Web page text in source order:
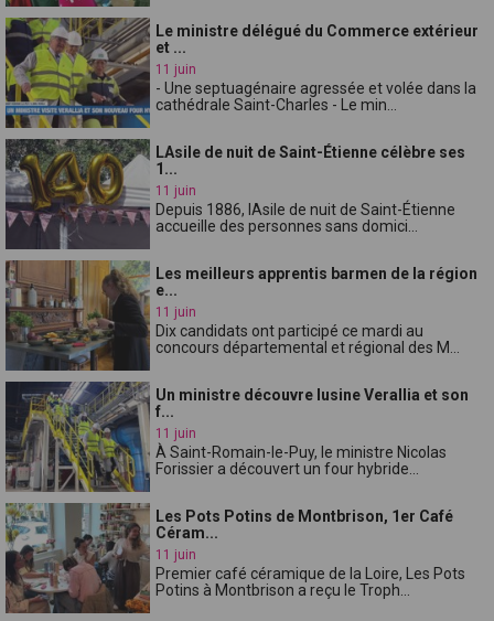
Le ministre délégué du Commerce extérieur
et ...
11 juin
- Une septuagénaire agressée et volée dans la
cathédrale Saint-Charles - Le min...
LAsile de nuit de Saint-Étienne célèbre ses
1...
11 juin
Depuis 1886, lAsile de nuit de Saint-Étienne
accueille des personnes sans domici...
Les meilleurs apprentis barmen de la région
e...
11 juin
Dix candidats ont participé ce mardi au
concours départemental et régional des M...
Un ministre découvre lusine Verallia et son
f...
11 juin
À Saint-Romain-le-Puy, le ministre Nicolas
Forissier a découvert un four hybride...
Les Pots Potins de Montbrison, 1er Café
Céram...
11 juin
Premier café céramique de la Loire, Les Pots
Potins à Montbrison a reçu le Troph...